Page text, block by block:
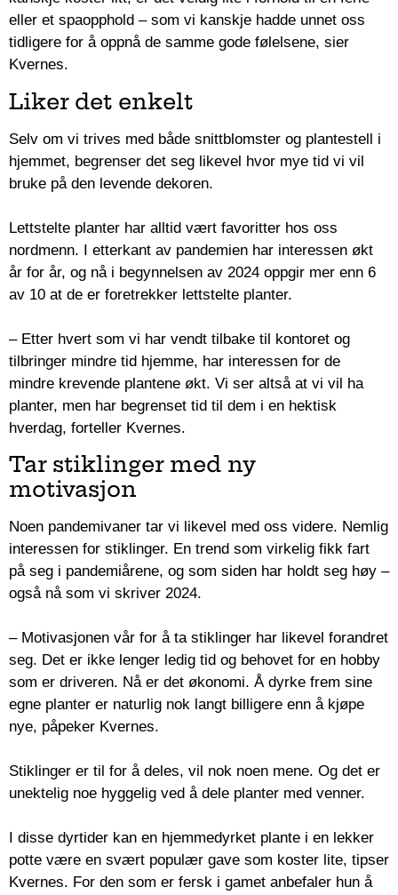
eller et spaopphold – som vi kanskje hadde unnet oss
tidligere for å oppnå de samme gode følelsene, sier
Kvernes.
Liker det enkelt
Selv om vi trives med både snittblomster og plantestell i
hjemmet, begrenser det seg likevel hvor mye tid vi vil
bruke på den levende dekoren.
Lettstelte planter har alltid vært favoritter hos oss
nordmenn. I etterkant av pandemien har interessen økt
år for år, og nå i begynnelsen av 2024 oppgir mer enn 6
av 10 at de er foretrekker lettstelte planter.
– Etter hvert som vi har vendt tilbake til kontoret og
tilbringer mindre tid hjemme, har interessen for de
mindre krevende plantene økt. Vi ser altså at vi vil ha
planter, men har begrenset tid til dem i en hektisk
hverdag, forteller Kvernes.
Tar stiklinger med ny
motivasjon
Noen pandemivaner tar vi likevel med oss videre. Nemlig
interessen for stiklinger. En trend som virkelig fikk fart
på seg i pandemiårene, og som siden har holdt seg høy –
også nå som vi skriver 2024.
– Motivasjonen vår for å ta stiklinger har likevel forandret
seg. Det er ikke lenger ledig tid og behovet for en hobby
som er driveren. Nå er det økonomi. Å dyrke frem sine
egne planter er naturlig nok langt billigere enn å kjøpe
nye, påpeker Kvernes.
Stiklinger er til for å deles, vil nok noen mene. Og det er
unektelig noe hyggelig ved å dele planter med venner.
I disse dyrtider kan en hjemmedyrket plante i en lekker
potte være en svært populær gave som koster lite, tipser
Kvernes. For den som er fersk i gamet anbefaler hun å